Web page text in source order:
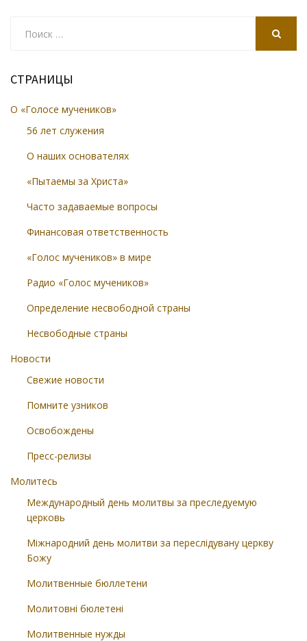
СТРАНИЦЫ
О «Голосе мучеников»
56 лет служения
О наших основателях
«Пытаемы за Христа»
Часто задаваемые вопросы
Финансовая ответственность
«Голос мучеников» в мире
Радио «Голос мучеников»
Определение несвободной страны
Несвободные страны
Новости
Свежие новости
Помните узников
Освобождены
Пресс-релизы
Молитесь
Международный день молитвы за преследуемую
церковь
Міжнародний день молитви за переслідувану церкву
Божу
Молитвенные бюллетени
Молитовні бюлетені
Молитвенные нужды